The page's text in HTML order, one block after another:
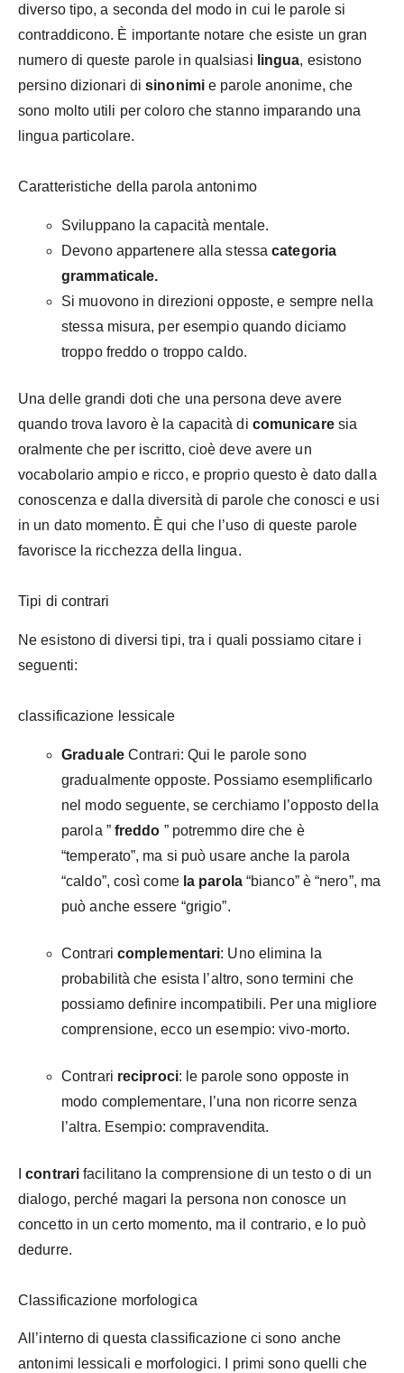
diverso tipo, a seconda del modo in cui le parole si
contraddicono. È importante notare che esiste un gran
numero di queste parole in qualsiasi lingua, esistono
persino dizionari disinonimie parole anonime, che
sono molto utili per coloro che stanno imparando una
lingua particolare.
Caratteristiche della parola antonimo
Sviluppano la capacità mentale.
Devono appartenere alla stessacategoria
grammaticale.
Si muovono in direzioni opposte, e sempre nella
stessa misura, per esempio quando diciamo
troppo freddo o troppo caldo.
Una delle grandi doti che una persona deve avere
quando trova lavoro è la capacità di comunicaresia
oralmente che per iscritto, cioè deve avere un
vocabolario ampio e ricco, e proprio questo è dato dalla
conoscenza e dalla diversità di parole che conosci e usi
in un dato momento. È qui che l’uso di queste parole
favorisce la ricchezza della lingua.
Tipi di contrari
Ne esistono di diversi tipi, tra i quali possiamo citare i
seguenti:
classificazione lessicale
GradualeContrari: Qui le parole sono
gradualmente opposte. Possiamo esemplificarlo
nel modo seguente, se cerchiamo l’opposto della
parola ” freddo ” potremmo dire che è
“temperato”, ma si può usare anche la parola
“caldo”, così come la parola“bianco” è “nero”, ma
può anche essere “grigio”.
Contrari complementari: Uno elimina la
probabilità che esista l’altro, sono termini che
possiamo definire incompatibili. Per una migliore
comprensione, ecco un esempio: vivo-morto.
Contrari reciproci: le parole sono opposte in
modo complementare, l’una non ricorre senza
l’altra. Esempio: compravendita.
Icontrari facilitano la comprensione di un testo o di un
dialogo, perché magari la persona non conosce un
concetto in un certo momento, ma il contrario, e lo può
dedurre.
Classificazione morfologica
All’interno di questa classificazione ci sono anche
antonimi lessicali e morfologici. I primi sono quelli che